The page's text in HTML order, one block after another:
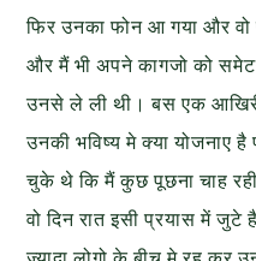
फिर उनका फोन आ गया और वो
और मैं भी अपने कागजो को
उनसे ले ली थी। बस एक
उनकी भविष्य मे क्या योजनाए
चुके थे कि मैं कुछ पूछना चाह
वो दिन रात इसी प्रयास में
ज्यादा लोगो के बीच मे रह कर